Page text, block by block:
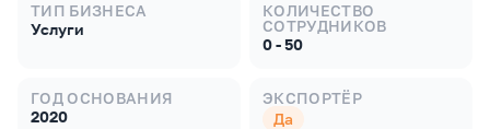
ТИП БИЗНЕСА
Услуги
КОЛИЧЕСТВО
СОТРУДНИКОВ
0 - 50
ГОД ОСНОВАНИЯ
2020
ЭКСПОРТЁР
Да